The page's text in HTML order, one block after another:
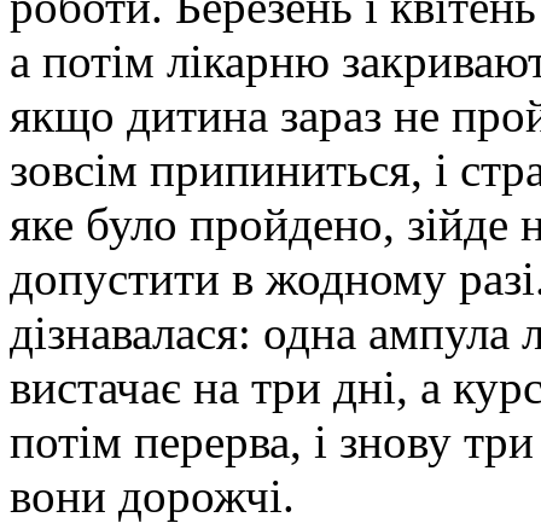
а потім лікарню
якщо дитина зараз не
зовсім припиниться, і
яке було пройдено,
допустити в жодному
дізнавалася: одна ампула
вистачає на три дні, а
потім перерва, і знову
вони дорожчі.